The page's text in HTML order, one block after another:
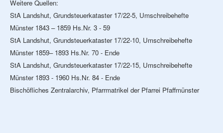
Weitere Quellen:
StA Landshut, Grundsteuerkataster 17/22-5, Umschreibehefte
Münster 1843 – 1859 Hs.Nr. 3 - 59
StA Landshut, Grundsteuerkataster 17/22-10, Umschreibehefte
Münster 1859– 1893 Hs.Nr. 70 - Ende
StA Landshut, Grundsteuerkataster 17/22-15, Umschreibehefte
Münster 1893 - 1960 Hs.Nr. 84 - Ende
Bischöfliches Zentralarchiv, Pfarrmatrikel der Pfarrei Pfaffmünster